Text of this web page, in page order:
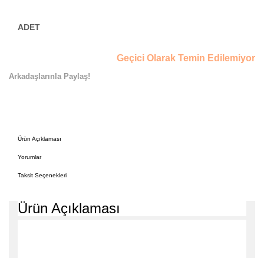
Geçici Olarak Temin Edilemiyor
Arkadaşlarınla Paylaş!
Ürün Açıklaması
Yorumlar
Taksit Seçenekleri
Ürün Açıklaması